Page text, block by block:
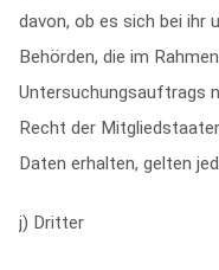
davon, ob es sich bei ihr
Behörden, die im
Untersuchungsauftrags
Recht der
Daten erhalten, gelten
j) Dritter